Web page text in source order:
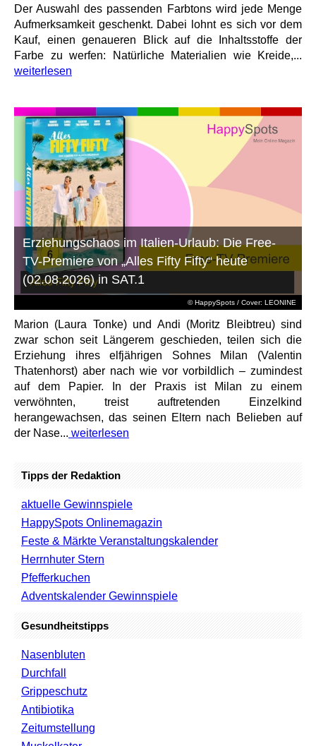
Der Auswahl des passenden Farbtons wird jede Menge
Aufmerksamkeit geschenkt. Dabei lohnt es sich vor dem
Kauf, einen genaueren Blick auf die Inhaltsstoffe der
Farbe zu werfen: Natürliche Materialien wie Kreide,...
weiterlesen
© HappySpots / Cover: LEONINE
Erziehungschaos im Italien-Urlaub: Die Free-
TV-Premiere von „Alles Fifty Fifty“ heute
(02.08.2026) in SAT.1
Marion (Laura Tonke) und Andi (Moritz Bleibtreu) sind
zwar schon seit Längerem geschieden, teilen sich die
Erziehung ihres elfjährigen Sohnes Milan (Valentin
Thatenhorst) aber nach wie vor vorbildlich – zumindest
auf dem Papier. In der Praxis ist Milan zu einem
verwöhnten, treist auftretenden Einzelkind
herangewachsen, das seinen Eltern nach Belieben auf
der Nase... weiterlesen
Tipps der Redaktion
aktuelle Gewinnspiele
HappySpots Onlinemagazin
Feste & Märkte Veranstaltungskalender
Herrnhuter Stern
Pfefferkuchen
Adventskalender Gewinnspiele
Gesundheitstipps
Nasenbluten
Durchfall
Grippeschutz
Antibiotika
Zeitumstellung